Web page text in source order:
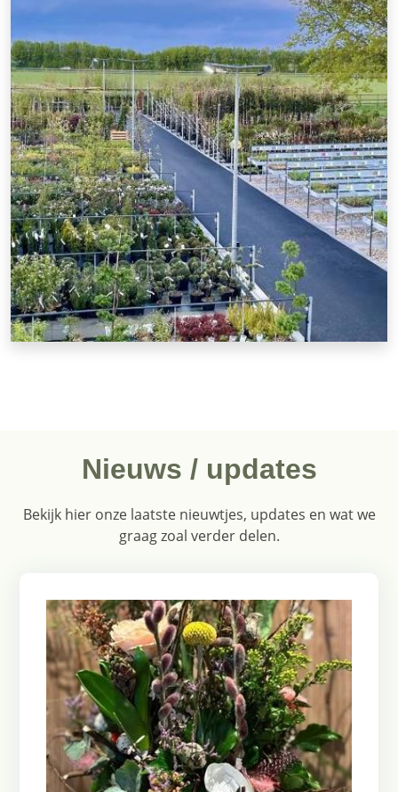
Nieuws / updates
Bekijk hier onze laatste nieuwtjes, updates en wat we
graag zoal verder delen.